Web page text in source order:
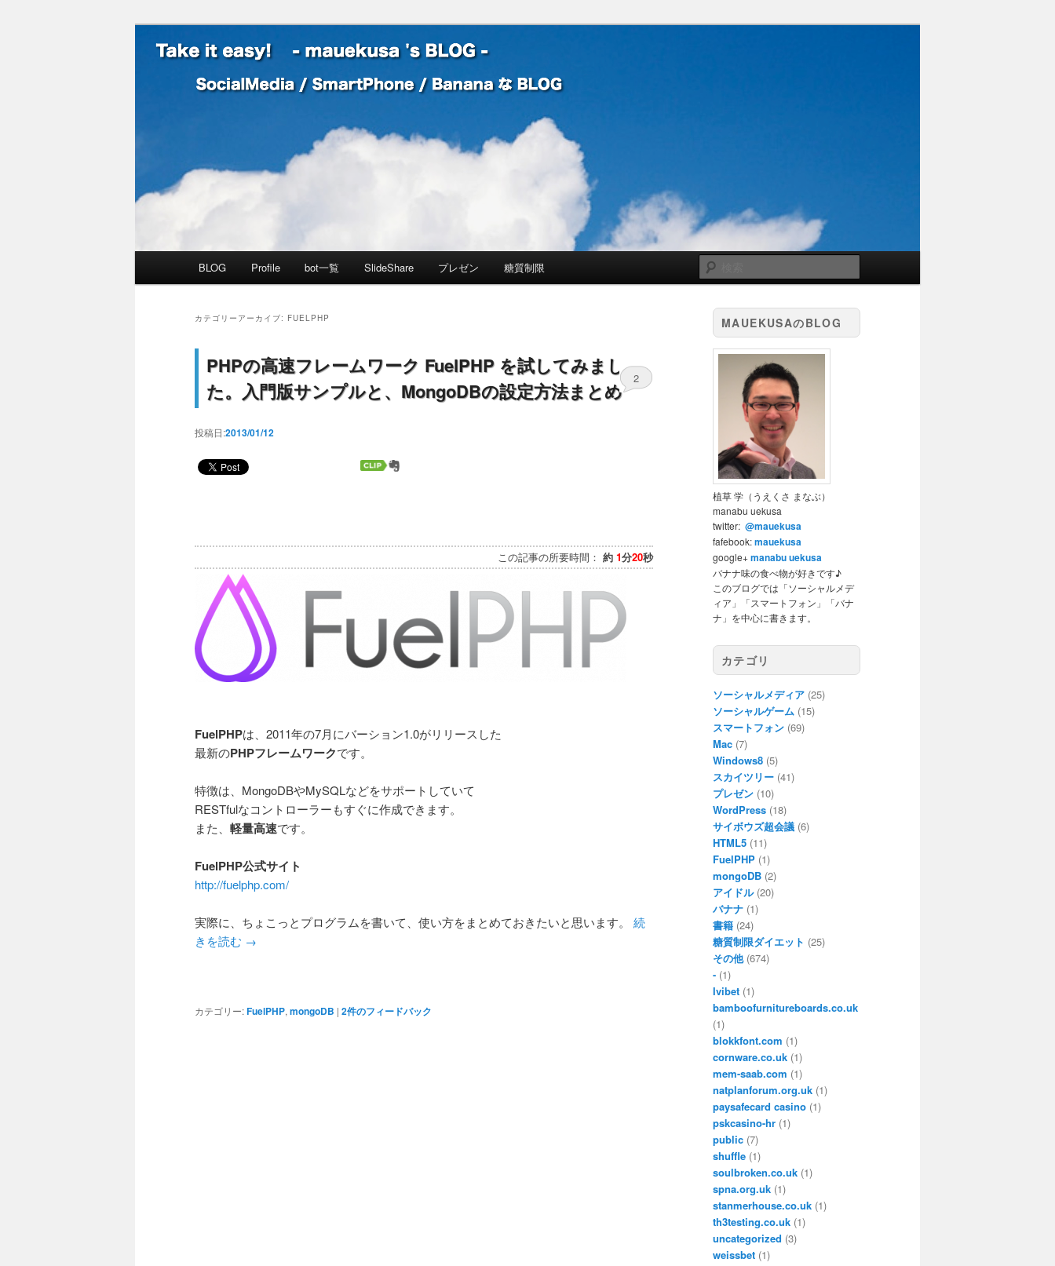
Take it easy! – mauekusa 's BLOG -
索
メインコンテンツへ移動
サブコンテンツへ移動
BLOG Profile bot一覧 SlideShare プレゼン 糖質制限
カテゴリーアーカイブ: FUELPHP
PHPの高速フレームワーク FuelPHP を試してみまし
た。入門版サンプルと、MongoDBの設定方法まとめ
投稿日:2013/01/12
2
この記事の所要時間： 約 1分20秒
FuelPHPは、2011年の7月にバーション1.0がリリースした
最新のPHPフレームワークです。
特徴は、MongoDBやMySQLなどをサポートしていて
RESTfulなコントローラーもすぐに作成できます。
また、 軽量高速です。
FuelPHP公式サイト
http://fuelphp.com/
実際に、ちょこっとプログラムを書いて、使い方をまとめておきたいと思います。 続
きを読む →
カテゴリー:FuelPHP, mongoDB | 2件のフィードバック
MAUEKUSAのBLOG
植草 学（うえくさ まなぶ）
manabu uekusa
twitter: @mauekusa
fafebook:mauekusa
google+manabu uekusa
バナナ味の食べ物が好きです♪
このブログでは「ソーシャルメデ
ィア」「スマートフォン」「バナ
ナ」を中心に書きます。
カテゴリ
ソーシャルメディア (25)
ソーシャルゲーム (15)
スマートフォン (69)
Mac (7)
Windows8 (5)
スカイツリー (41)
プレゼン (10)
WordPress (18)
サイボウズ超会議 (6)
HTML5 (11)
FuelPHP (1)
mongoDB (2)
アイドル(20)
バナナ (1)
書籍 (24)
糖質制限ダイエット (25)
その他(674)
- (1)
Ivibet (1)
bamboofurnitureboards.co.uk
(1)
blokkfont.com (1)
cornware.co.uk (1)
mem-saab.com (1)
natplanforum.org.uk (1)
paysafecard casino (1)
pskcasino-hr (1)
public (7)
shuffle (1)
soulbroken.co.uk (1)
spna.org.uk (1)
stanmerhouse.co.uk (1)
th3testing.co.uk (1)
uncategorized (3)
weissbet (1)